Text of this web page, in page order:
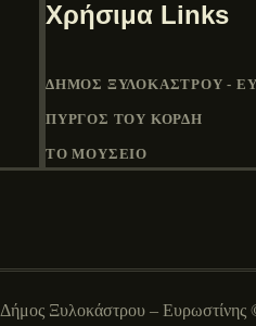
Χρήσιμα Links
ΔΉΜΟΣ ΞΥΛΟΚΆΣΤΡΟΥ -
ΠΎΡΓΟΣ ΤΟΥ ΚΟΡΔΉ
ΤΟ ΜΟΥΣΕΙΟ
Δήμος Ξυλοκάστρου –